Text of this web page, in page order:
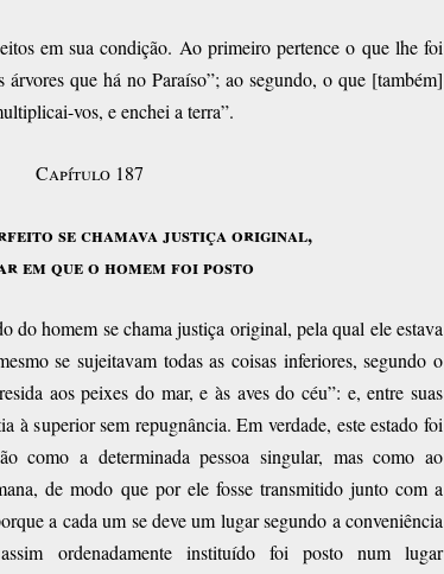
em sua condição. Ao primeiro pertence o que lhe foi
que há no Paraíso”; ao segundo, o que [também]
vos, e enchei a terra”.
Capítulo 187
se chamava justiça original,
em que o homem foi posto
do homem se chama justiça original, pela qual ele estava
se sujeitavam todas as coisas inferiores, segundo o
aos peixes do mar, e às aves do céu”: e, entre suas
à superior sem repugnância. Em verdade, este estado foi
como a determinada pessoa singular, mas como ao
de modo que por ele fosse transmitido junto com a
a cada um se deve um lugar segundo a conveniência
ordenadamente instituído foi posto num lugar